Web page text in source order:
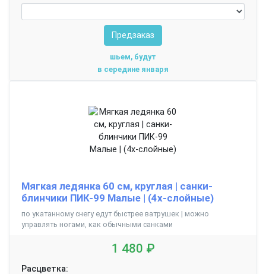
Предзаказ
шьем, будут
в середине января
Мягкая ледянка 60 см, круглая | санки-
блинчики ПИК-99 Малые | (4х-слойные)
по укатанному снегу едут быстрее ватрушек | можно
управлять ногами, как обычными санками
1 480 ₽
Расцветка: